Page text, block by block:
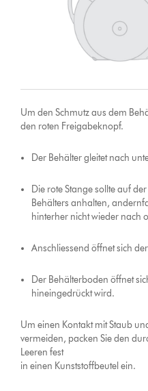
Um den Schmutz aus dem
den roten Freigabeknopf.
Der Behälter gleitet nach
Die rote Stange sollte auf
Behälters anhalten,
hinterher nicht wieder nach
Anschliessend öffnet sich
Der Behälterboden öffnet
hineingedrückt wird.
Um einen Kontakt mit Staub
vermeiden, packen Sie den
Leeren fest
in einen Kunststoffbeutel ein.